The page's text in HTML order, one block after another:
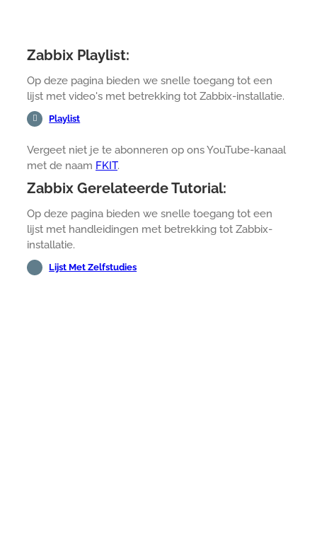
Zabbix Playlist:
Op deze pagina bieden we snelle toegang tot een
lijst met video's met betrekking tot Zabbix-installatie.
Playlist
Vergeet niet je te abonneren op ons YouTube-kanaal
met de naam FKIT.
Zabbix Gerelateerde Tutorial:
Op deze pagina bieden we snelle toegang tot een
lijst met handleidingen met betrekking tot Zabbix-
installatie.
Lijst Met Zelfstudies